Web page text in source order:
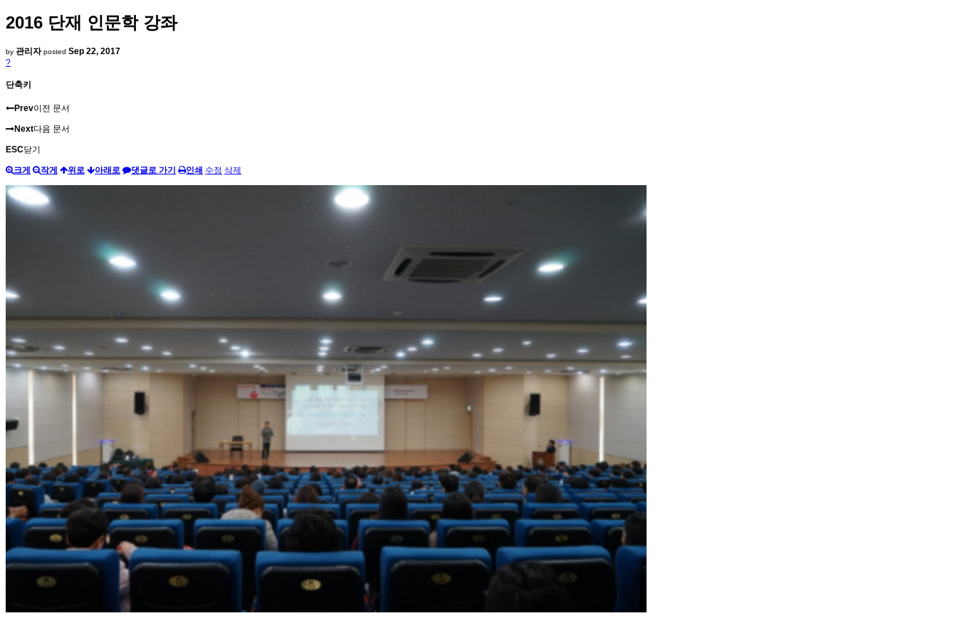
2016 단재 인문학 강좌
by 관리자 posted Sep 22, 2017
?
단축키
Prev이전 문서
Next다음 문서
ESC닫기
크게 작게 위로 아래로 댓글로 가기 인쇄 수정 삭제